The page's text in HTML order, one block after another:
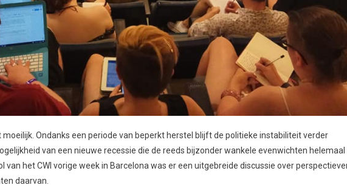
Ondanks een periode van beperkt herstel blijft de politieke instabiliteit verder
van een nieuwe recessie die de reeds bijzonder wankele evenwichten helemaal
van het CWI vorige week in Barcelona was er een uitgebreide discussie over
daarvan.